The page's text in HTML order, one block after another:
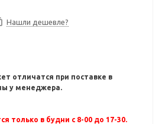
Нашли дешевле?
отличатся при поставке в
у менеджера.
только в будни с 8-00 до 17-30.